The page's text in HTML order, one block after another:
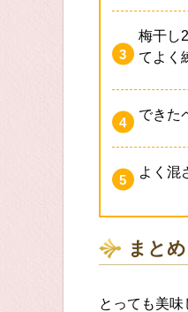
梅干し
てよく
できた
よく混
まとめ
とっても美味